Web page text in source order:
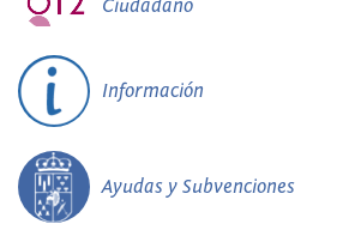
Ciudadano
Información
Ayudas y Subvenciones